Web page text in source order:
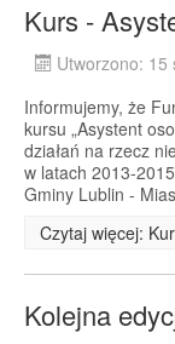
Kurs -
Utworzono: 15
Informujemy, że
kursu „Asystent
działań na rzecz
w latach 2013-
Gminy Lublin -
Czytaj więcej:
Kolejna